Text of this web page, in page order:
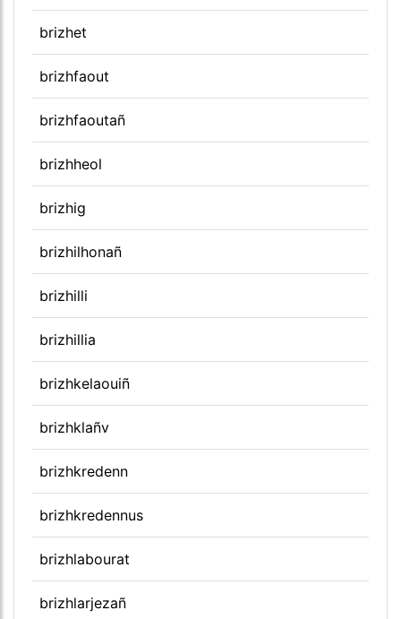
brizhet
brizhfaout
brizhfaoutañ
brizhheol
brizhig
brizhilhonañ
brizhilli
brizhillia
brizhkelaouiñ
brizhklañv
brizhkredenn
brizhkredennus
brizhlabourat
brizhlarjezañ